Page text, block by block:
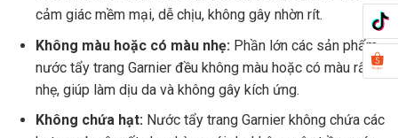
cảm giác mềm mại, dễ chịu, không gây nhờn rít.
Không màu hoặc có màu nhẹ: Phần lớn các sản phẩm
nước tẩy trang Garnier đều không màu hoặc có màu rất
nhẹ, giúp làm dịu da và không gây kích ứng.
Không chứa hạt: Nước tẩy trang Garnier không chứa các